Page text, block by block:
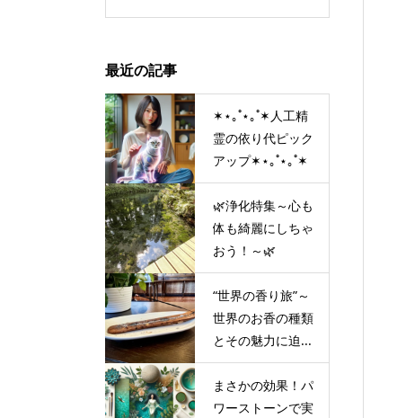
最近の記事
✶⋆｡˚⋆｡˚✶人工精
霊の依り代ピック
アップ✶⋆｡˚⋆｡˚✶
🌿浄化特集～心も
体も綺麗にしちゃ
おう！～🌿
“世界の香り旅”～
世界のお香の種類
とその魅力に迫...
まさかの効果！パ
ワーストーンで実